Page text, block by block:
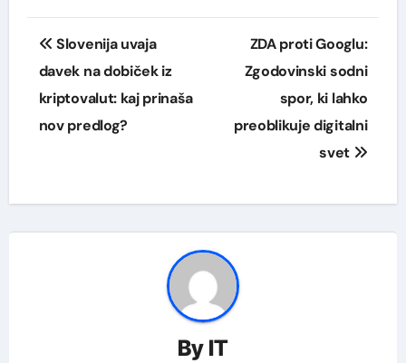
Navigacija
prispevka
Slovenija uvaja
davek na dobiček iz
kriptovalut: kaj prinaša
nov predlog?
ZDA proti Googlu:
Zgodovinski sodni
spor, ki lahko
preoblikuje digitalni
svet
By IT